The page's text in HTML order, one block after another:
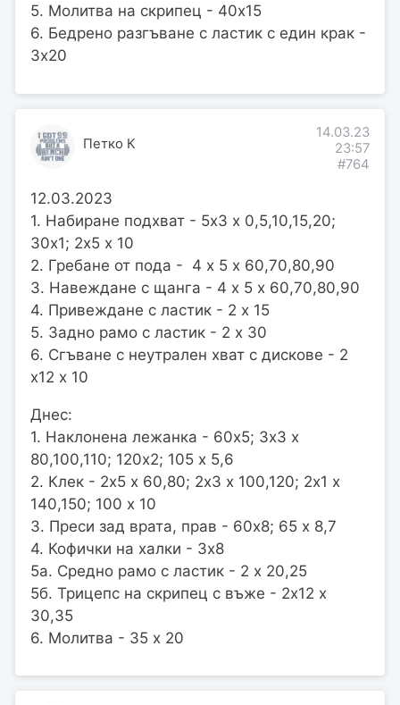
5. Молитва на скрипец - 40х15
6. Бедрено разгъване с ластик с един крак -
3х20
Петко К
14.03.23
23:57
#764
12.03.2023
1. Набиране подхват - 5х3 х 0,5,10,15,20;
30х1; 2х5 х 10
2. Гребане от пода - 4 х 5 х 60,70,80,90
3. Навеждане с щанга - 4 х 5 х 60,70,80,90
4. Привеждане с ластик - 2 х 15
5. Задно рамо с ластик - 2 х 30
6. Сгъване с неутрален хват с дискове - 2
х12 х 10
Днес:
1. Наклонена лежанка - 60х5; 3х3 х
80,100,110; 120х2; 105 х 5,6
2. Клек - 2х5 х 60,80; 2х3 х 100,120; 2х1 х
140,150; 100 х 10
3. Преси зад врата, прав - 60х8; 65 х 8,7
4. Кофички на халки - 3х8
5а. Средно рамо с ластик - 2 х 20,25
5б. Трицепс на скрипец с въже - 2х12 х
30,35
6. Молитва - 35 х 20